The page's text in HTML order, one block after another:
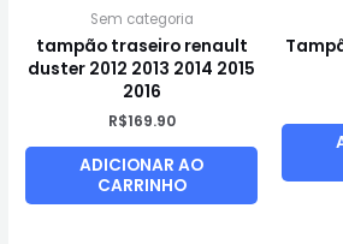
Sem categoria
tampão traseiro renault
duster 2012 2013 2014 2015
2016
R$169.90
ADICIONAR AO
CARRINHO